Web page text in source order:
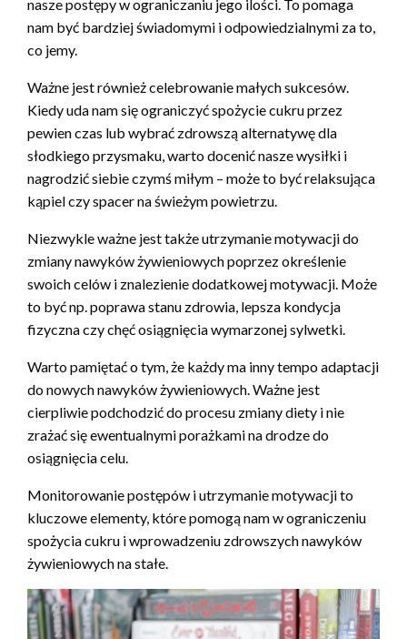
nasze postępy w ograniczaniu jego ilości. To pomaga
nam być bardziej świadomymi i odpowiedzialnymi za to,
co jemy.
Ważne jest również celebrowanie małych sukcesów.
Kiedy uda nam się ograniczyć spożycie cukru przez
pewien czas lub wybrać zdrowszą alternatywę dla
słodkiego przysmaku, warto docenić nasze wysiłki i
nagrodzić siebie czymś miłym – może to być relaksująca
kąpiel czy spacer na świeżym powietrzu.
Niezwykle ważne jest także utrzymanie motywacji do
zmiany nawyków żywieniowych poprzez określenie
swoich celów i znalezienie dodatkowej motywacji. Może
to być np. poprawa stanu zdrowia, lepsza kondycja
fizyczna czy chęć osiągnięcia wymarzonej sylwetki.
Warto pamiętać o tym, że każdy ma inny tempo adaptacji
do nowych nawyków żywieniowych. Ważne jest
cierpliwie podchodzić do procesu zmiany diety i nie
zrażać się ewentualnymi porażkami na drodze do
osiągnięcia celu.
Monitorowanie postępów i utrzymanie motywacji to
kluczowe elementy, które pomogą nam w ograniczeniu
spożycia cukru i wprowadzeniu zdrowszych nawyków
żywieniowych na stałe.